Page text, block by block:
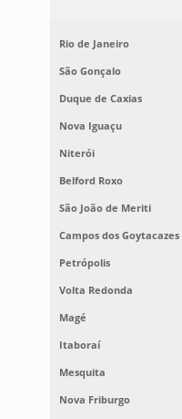
Rio de Janeiro
São Gonçalo
Duque de Caxias
Nova Iguaçu
Niterói
Belford Roxo
São João de Meriti
Campos dos Goytacazes
Petrópolis
Volta Redonda
Magé
Itaboraí
Mesquita
Nova Friburgo